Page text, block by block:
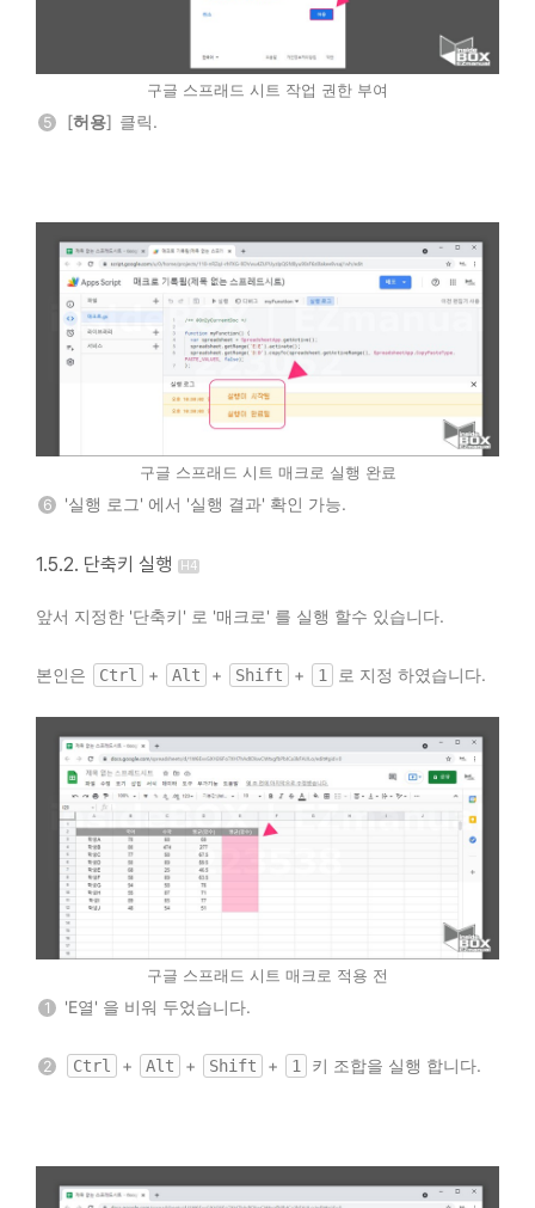
구글 스프래드 시트 작업 권한 부여
5 [허용] 클릭.
구글 스프래드 시트 매크로 실행 완료
6 '실행 로그' 에서 '실행 결과' 확인 가능.
1.5.2. 단축키 실행
앞서 지정한 '단축키' 로 '매크로' 를 실행 할수 있습니다.
본인은 Ctrl + Alt + Shift + 1 로 지정 하였습니다.
구글 스프래드 시트 매크로 적용 전
1 'E열' 을 비워 두었습니다.
2 Ctrl + Alt + Shift + 1 키 조합을 실행 합니다.